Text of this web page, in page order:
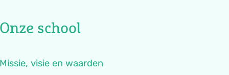
school
visie en waarden